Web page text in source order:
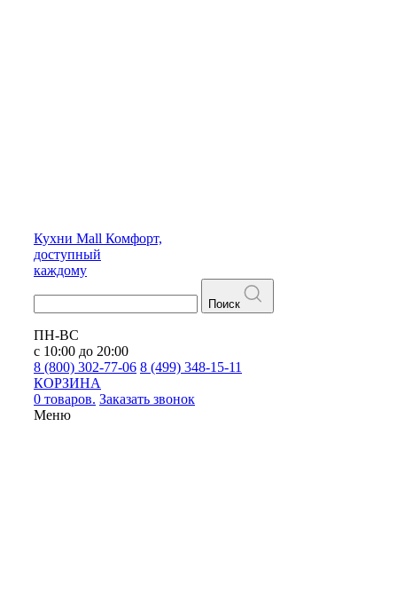
Кухни Mall Комфорт,
доступный
каждому
Поиск
ПН-ВС
с 10:00 до 20:00
8 (800) 302-77-06 8 (499) 348-15-11
КОРЗИНА
0 товаров. Заказать звонок
Меню